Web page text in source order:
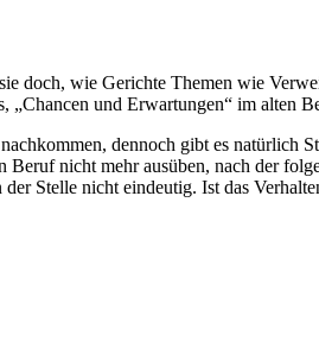
wie Gerichte Themen wie
und Erwartungen“ im alten
dennoch gibt es
nicht mehr ausüben, nach der
Stelle nicht eindeutig. Ist das